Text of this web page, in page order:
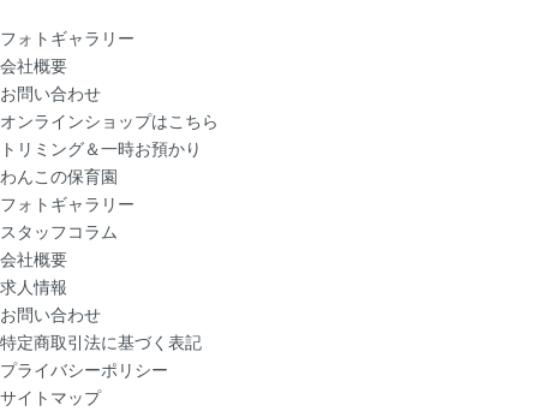
フォトギャラリー
会社概要
お問い合わせ
オンラインショップはこちら
トリミング＆一時お預かり
わんこの保育園
フォトギャラリー
スタッフコラム
会社概要
求人情報
お問い合わせ
特定商取引法に基づく表記
プライバシーポリシー
サイトマップ